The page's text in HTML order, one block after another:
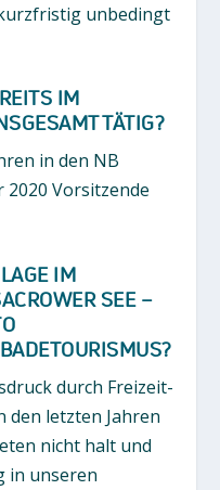
unbedingt
IM
TÄTIG?
in den NB
Vorsitzende
IM
SEE –
durch Freizeit-
den letzten Jahren
nicht halt und
in unseren